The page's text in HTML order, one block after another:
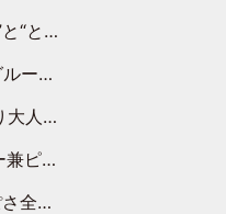
きになるボディ」
加入
ット到着
アショット
てるのが最高」